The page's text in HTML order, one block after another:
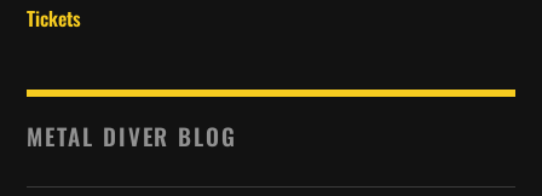
Tickets
METAL DIVER BLOG